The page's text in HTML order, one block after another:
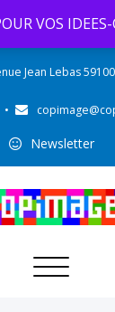
Jean Lebas
Newsletter
Toggle
VOS